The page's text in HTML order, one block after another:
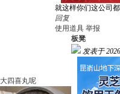
就这样你们这公司
回复
使用道具 举报
大四喜丸呢
板凳
发表于